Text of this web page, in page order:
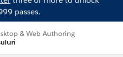
passes.
& Web Authoring